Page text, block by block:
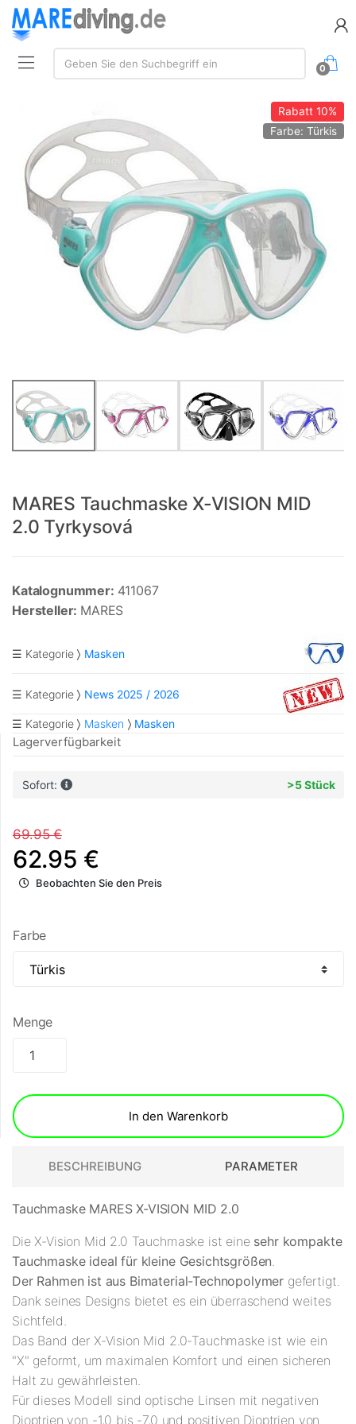
Suche:
Geben Sie den Suchbegriff ein
0
Rabatt10%
Farbe: Türkis
MARES Tauchmaske X-VISION MID
2.0 Tyrkysová
Katalognummer: 411067
Hersteller: MARES
☰ Kategorie Masken
☰ Kategorie News 2025 / 2026
☰ Kategorie Masken Masken
Lagerverfügbarkeit
Sofort: >5 Stück
69.95 €
62.95 €
Beobachten Sie den Preis
Farbe
Menge
In den Warenkorb
BESCHREIBUNG PARAMETER
Tauchmaske MARES X-VISION MID 2.0
Die X-Vision Mid 2.0 Tauchmaske ist eine sehr kompakte
Tauchmaske ideal für kleine Gesichtsgrößen.
Der Rahmen ist aus Bimaterial-Technopolymer gefertigt.
Dank seines Designs bietet es ein überraschend weites
Sichtfeld.
Das Band der X-Vision Mid 2.0-Tauchmaske ist wie ein
"X" geformt, um maximalen Komfort und einen sicheren
Halt zu gewährleisten.
Für dieses Modell sind optische Linsen mit negativen
Dioptrien von -1,0 bis -7,0 und positiven Dioptrien von